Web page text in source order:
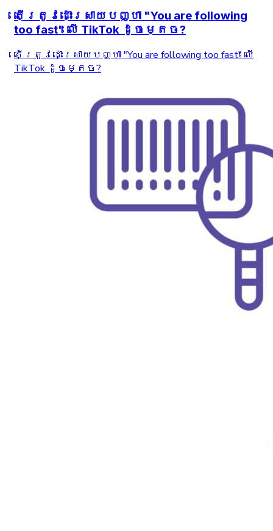
តើត្រូវដោះស្រាយបញ្ហា "You are following
too fast" លើ TikTok ដូចម្តេច?
តើត្រូវដោះស្រាយបញ្ហា "You are following too fast" លើ
TikTok ដូចម្តេច?